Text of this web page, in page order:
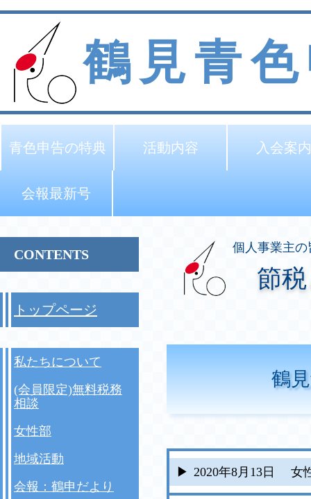
鶴見青
青色申告の特典 活動内容 入会案内
会報最新号
個人事業主の
節
鶴
2020年8月13日 女
CONTENTS
トップページ
私たちについて
(会員限定)無料税務
相談
女性部
地域活動
会報：鶴申だより